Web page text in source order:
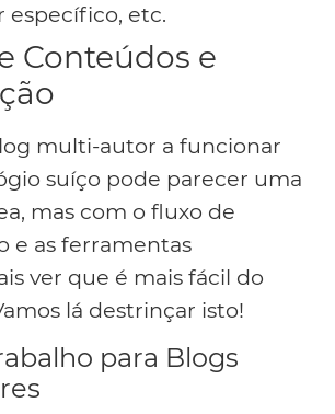
específico, etc.
Conteúdos e
multi-autor a funcionar
suíço pode parecer uma
mas com o fluxo de
e as ferramentas
ver que é mais fácil do
lá destrinçar isto!
para Blogs